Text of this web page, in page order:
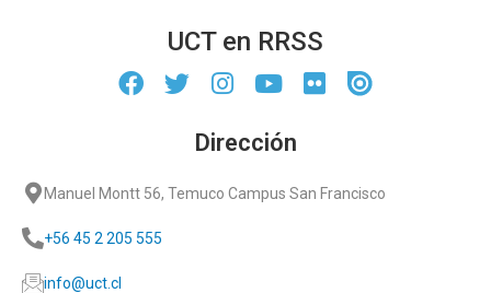
UCT en RRSS
Dirección
Manuel Montt 56, Temuco Campus San Francisco
+56 45 2 205 555
info@uct.cl